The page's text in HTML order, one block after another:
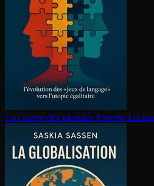
La Guerre des identités Ernesto Laclau